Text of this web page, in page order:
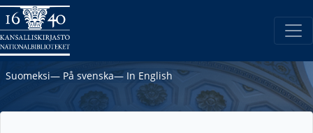
Suomeksi― På svenska― In English